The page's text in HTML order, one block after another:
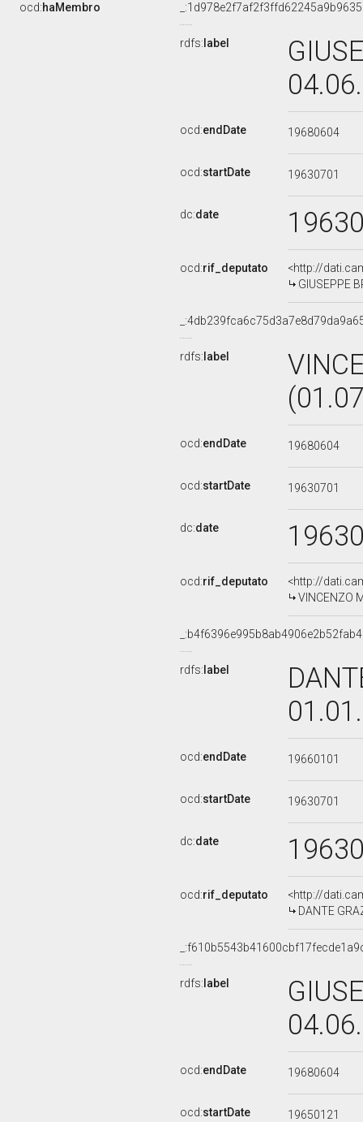
ocd:haMembro
rdfs: label
ocd:endDate 19680604
ocd:startDate 19630701
dc:date
ocd:rif_deputato
<http://
GIUSEPPE
rdfs: label
ocd:endDate 19680604
ocd:startDate 19630701
dc:date
ocd:rif_deputato
<http://
VINCENZO
rdfs: label
ocd:endDate 19660101
ocd:startDate 19630701
dc:date
ocd:rif_deputato
<http://
DANTE
rdfs: label
ocd:endDate 19680604
ocd:startDate 19650121